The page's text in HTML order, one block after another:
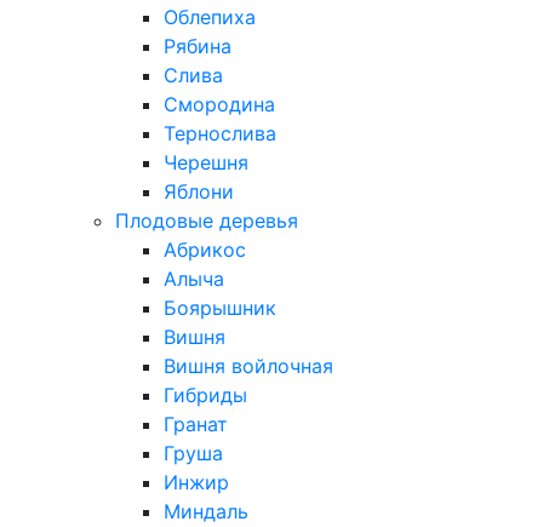
Облепиха
Рябина
Слива
Смородина
Тернослива
Черешня
Яблони
Плодовые деревья
Абрикос
Алыча
Боярышник
Вишня
Вишня войлочная
Гибриды
Гранат
Груша
Инжир
Миндаль